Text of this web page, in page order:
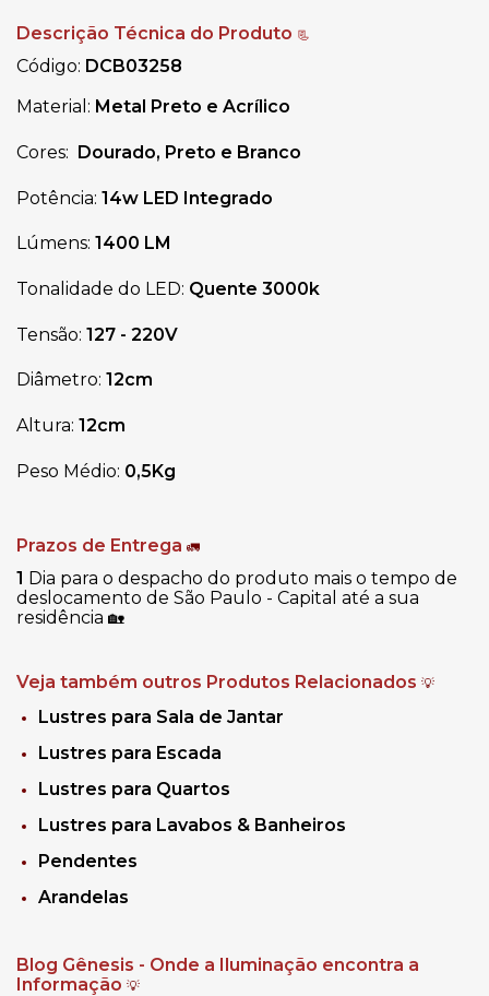
Descrição Técnica do Produto 📃
Código: DCB03258
Material: Metal Preto e Acrílico
Cores: Dourado, Preto e Branco
Potência: 14w LED Integrado
Lúmens: 1400 LM
Tonalidade do LED: Quente 3000k
Tensão: 127 - 220V
Diâmetro: 12cm
Altura: 12cm
Peso Médio: 0,5Kg
Prazos de Entrega 🚛
1 Dia para o despacho do produto mais o tempo de
deslocamento de São Paulo - Capital até a sua
residência 🏡
Veja também outros Produtos Relacionados 💡
Lustres para Sala de Jantar
Lustres para Escada
Lustres para Quartos
Lustres para Lavabos & Banheiros
Pendentes
Arandelas
Blog Gênesis - Onde a Iluminação encontra a
Informação 💡